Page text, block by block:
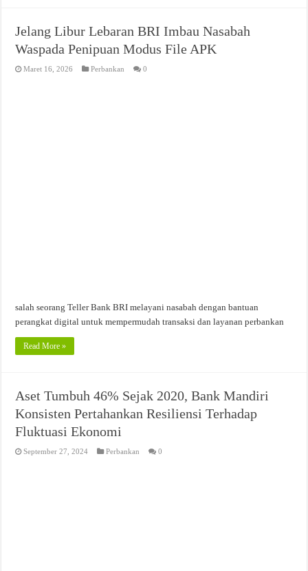
Jelang Libur Lebaran BRI Imbau Nasabah
Waspada Penipuan Modus File APK
Maret 16, 2026 Perbankan 0
salah seorang Teller Bank BRI melayani nasabah dengan bantuan
perangkat digital untuk mempermudah transaksi dan layanan perbankan
Read More »
Aset Tumbuh 46% Sejak 2020, Bank Mandiri
Konsisten Pertahankan Resiliensi Terhadap
Fluktuasi Ekonomi
September 27, 2024 Perbankan 0